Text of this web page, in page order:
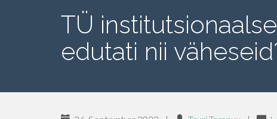
TÜ
edutati nii